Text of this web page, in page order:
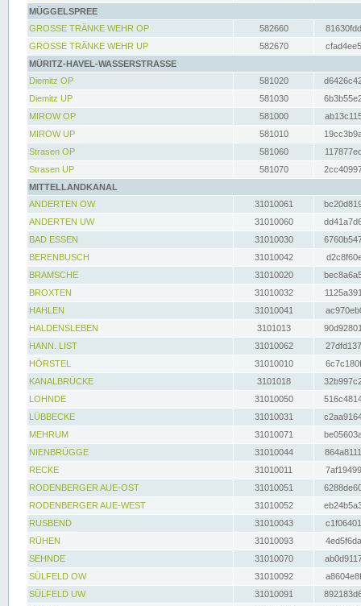
MÜGGELSPREE
GROSSE TRÄNKE WEHR OP
582660
GROSSE TRÄNKE WEHR UP
582670
MÜRITZ-HAVEL-WASSERSTRASSE
Diemitz OP
581020
Diemitz UP
581030
MIROW OP
581000
MIROW UP
581010
Strasen OP
581060
Strasen UP
581070
MITTELLANDKANAL
ANDERTEN OW
31010061
ANDERTEN UW
31010060
BAD ESSEN
31010030
BERENBUSCH
31010042
BRAMSCHE
31010020
BROXTEN
31010032
HAHLEN
31010041
HALDENSLEBEN
3101013
HANN. LIST
31010062
HÖRSTEL
31010010
KANALBRÜCKE
3101018
LOHNDE
31010050
LÜBBECKE
31010031
MEHRUM
31010071
NIENBRÜGGE
31010044
RECKE
31010011
RODENBERGER AUE-OST
31010051
RODENBERGER AUE-WEST
31010052
RUSBEND
31010043
RÜHEN
31010093
SEHNDE
31010070
SÜLFELD OW
31010092
SÜLFELD UW
31010091